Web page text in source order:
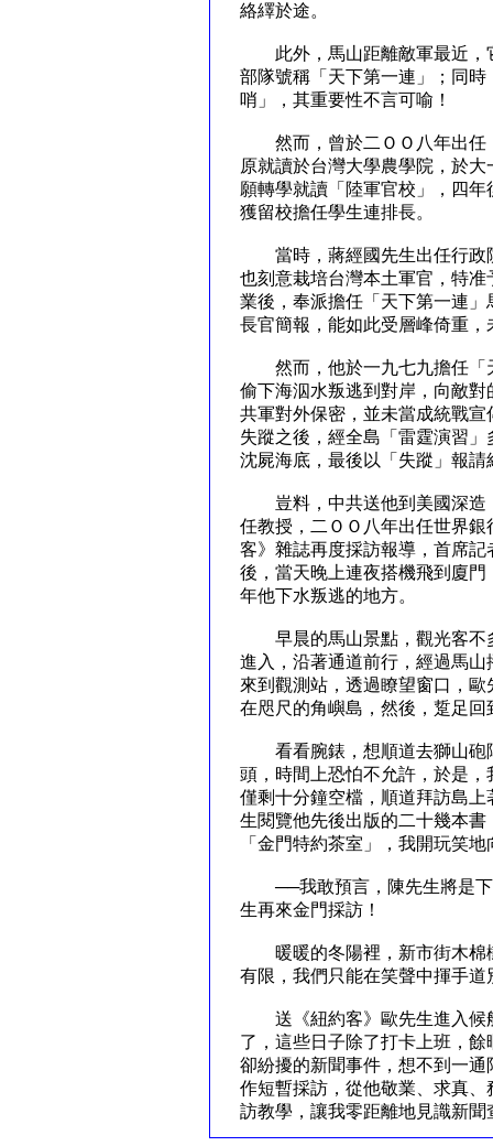
絡繹於途。
此外，馬山距離敵軍最近，
部隊號稱「天下第一連」；同
哨」，其重要性不言可喻！
然而，曾於二ＯＯ八年出任
原就讀於台灣大學農學院，於
願轉學就讀「陸軍官校」，四
獲留校擔任學生連排長。
當時，蔣經國先生出任行政
也刻意栽培台灣本土軍官，特
業後，奉派擔任「天下第一連
長官簡報，能如此受層峰倚重
然而，他於一九七九擔任「
偷下海泅水叛逃到對岸，向敵
共軍對外保密，並未當成統戰
失蹤之後，經全島「雷霆演習
沈屍海底，最後以「失蹤」報請
豈料，中共送他到美國深造
任教授，二ＯＯ八年出任世界
客》雜誌再度採訪報導，首席
後，當天晚上連夜搭機飛到廈
年他下水叛逃的地方。
早晨的馬山景點，觀光客不
進入，沿著通道前行，經過馬
來到觀測站，透過瞭望窗口，
在咫尺的角嶼島，然後，踅足回
看看腕錶，想順道去獅山砲
頭，時間上恐怕不允許，於是
僅剩十分鐘空檔，順道拜訪島
生閱覽他先後出版的二十幾本
「金門特約茶室」，我開玩笑
──我敢預言，陳先生將是下
生再來金門採訪！
暖暖的冬陽裡，新市街木棉
有限，我們只能在笑聲中揮手
送《紐約客》歐先生進入候
了，這些日子除了打卡上班，
卻紛擾的新聞事件，想不到一
作短暫採訪，從他敬業、求真
訪教學，讓我零距離地見識新聞